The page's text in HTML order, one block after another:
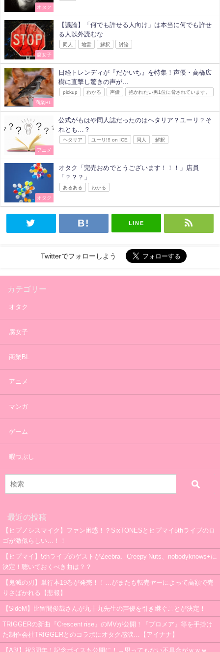
オタク
腐女子
【議論】「何でも許せる人向け」は本当に何でも許せ
る人以外読むな
同人 地雷 解釈 討論
商業BL
日経トレンディが『だかいち』を特集！声優・高橋広
樹に直撃し驚きの声が…
pickup わかる 声優 抱かれたい男1位に脅されています。
アニメ
公式がもはや同人誌だったのはヘタリア？ユーリ？そ
れとも…？
ヘタリア ユーリ!!! on ICE 同人 解釈
オタク
オタク「完売おめでとうございます！！！」店員
「？？？」
あるある わかる
LINE
Twitterでフォローしよう
カテゴリー
オタク
腐女子
商業BL
アニメ
マンガ
ゲーム
暇つぶし
最近の投稿
【ヒプノシスマイク】ファン困惑！？SixTONESとヒプマイ5thライブのロ
ゴが激似らしい…！！
【ヒプマイ】5thライブのゲストがZeebra、Creepy Nuts、nobodyknows+に
決定！聴いておくべき曲は？？
【鬼滅の刃】単行本19巻が発売！！…がまたも転売ヤーによって高額で売
りさばかれる【悲報】
【SideM】比留間俊哉さんが九十九先生の声優を引き継ぐことが決定！
TRIGGERの新曲『Crescent rise』のMVが公開！『プロメア』等を手掛け
た制作会社TRIGGERとのコラボにオタク感涙…【アイナナ】
【A3!】祝3周年！記念ボイスも公開に！→思ってもない不具合がｗｗｗ